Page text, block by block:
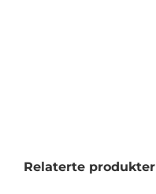
Relaterte produkter